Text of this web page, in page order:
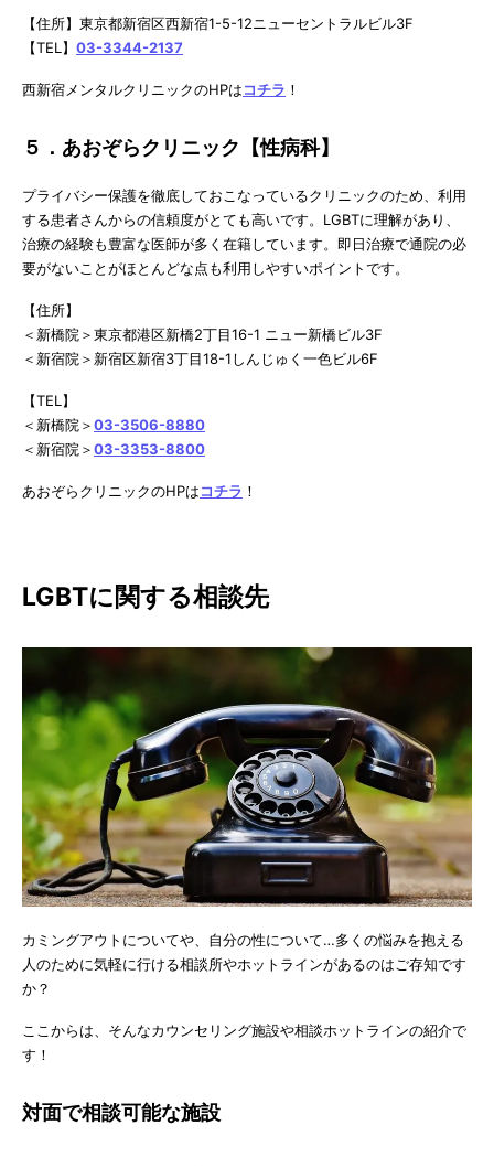
【住所】東京都新宿区西新宿1-5-12ニューセントラルビル3F
【TEL】 03-3344-2137
西新宿メンタルクリニックのHPはコチラ ！
５．あおぞらクリニック【性病科】
プライバシー保護を徹底しておこなっているクリニックのため、利用
する患者さんからの信頼度がとても高いです。LGBTに理解があり、
治療の経験も豊富な医師が多く在籍しています。即日治療で通院の必
要がないことがほとんどな点も利用しやすいポイントです。
【住所】
＜新橋院＞東京都港区新橋2丁目16-1 ニュー新橋ビル3F
＜新宿院＞新宿区新宿3丁目18-1しんじゅく一色ビル6F
【TEL】
＜新橋院＞03-3506-8880
＜新宿院＞03-3353-8800
あおぞらクリニックのHPはコチラ ！
LGBTに関する相談先
カミングアウトについてや、自分の性について…多くの悩みを抱える
人のために気軽に行ける相談所やホットラインがあるのはご存知です
か？
ここからは、そんなカウンセリング施設や相談ホットラインの紹介で
す！
対面で相談可能な施設